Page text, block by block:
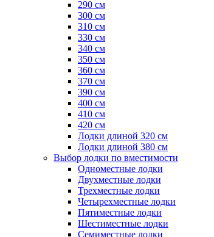
290 см
300 см
310 см
330 см
340 см
350 см
360 см
370 см
390 см
400 см
410 см
420 см
Лодки длиной 320 см
Лодки длиной 380 см
Выбор лодки по вместимости
Одноместные лодки
Двухместные лодки
Трехместные лодки
Четырехместные лодки
Пятиместные лодки
Шестиместные лодки
Семиместные лодки